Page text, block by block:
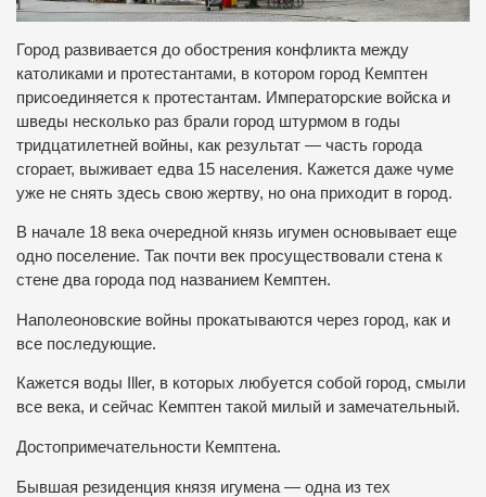
Город развивается до обострения конфликта между
католиками и протестантами, в котором город Кемптен
присоединяется к протестантам. Императорские войска и
шведы несколько раз брали город штурмом в годы
тридцатилетней войны, как результат — часть города
сгорает, выживает едва 15 населения. Кажется даже чуме
уже не снять здесь свою жертву, но она приходит в город.
В начале 18 века очередной князь игумен основывает еще
одно поселение. Так почти век просуществовали стена к
стене два города под названием Кемптен.
Наполеоновские войны прокатываются через город, как и
все последующие.
Кажется воды Iller, в которых любуется собой город, смыли
все века, и сейчас Кемптен такой милый и замечательный.
Достопримечательности Кемптена.
Бывшая резиденция князя игумена — одна из тех